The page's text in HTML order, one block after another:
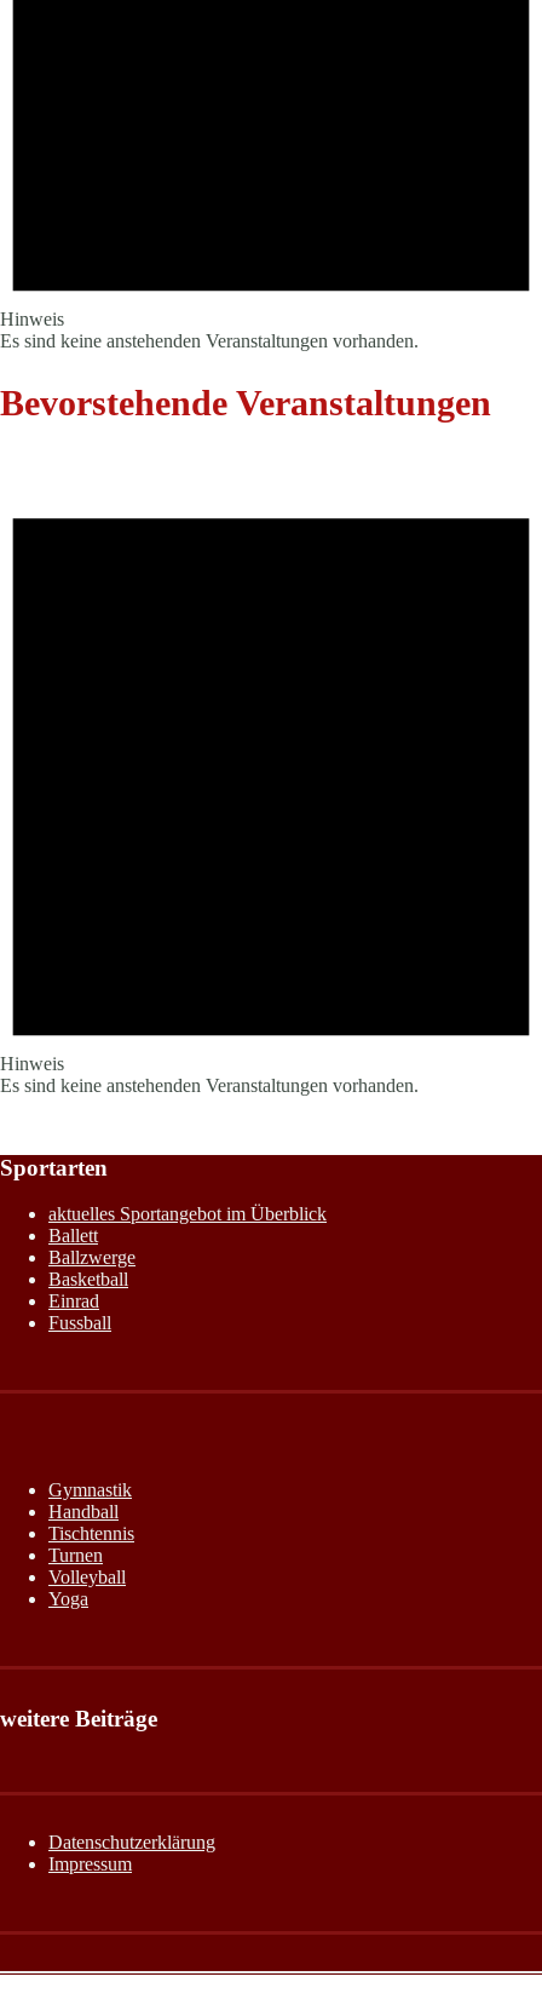
Hinweis
Es sind keine anstehenden Veranstaltungen vorhanden.
Bevorstehende Veranstaltungen
Hinweis
Es sind keine anstehenden Veranstaltungen vorhanden.
Sportarten
aktuelles Sportangebot im Überblick
Ballett
Ballzwerge
Basketball
Einrad
Fussball
Gymnastik
Handball
Tischtennis
Turnen
Volleyball
Yoga
weitere Beiträge
Datenschutzerklärung
Impressum